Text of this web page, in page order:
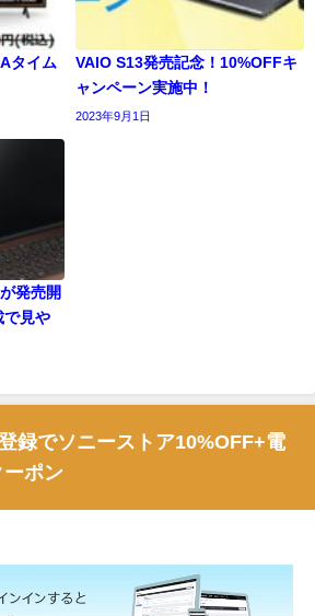
タイム
VAIO S13発売記念！10%OFFキ
ャンペーン実施中！
2023年9月1日
発売開
で見や
録でソニーストア10%OFF+電
ーポン